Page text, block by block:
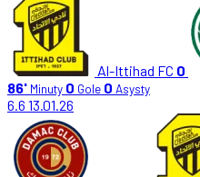
Al-Ittihad FC 0
86' Minuty 0 Gole 0 Asysty
6.6 13.01.26